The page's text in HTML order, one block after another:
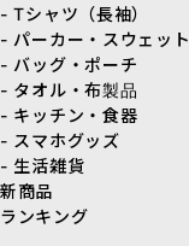
- Tシャツ（長袖）
- パーカー・スウェット
- バッグ・ポーチ
- タオル・布製品
- キッチン・食器
- スマホグッズ
- 生活雑貨
新商品
ランキング